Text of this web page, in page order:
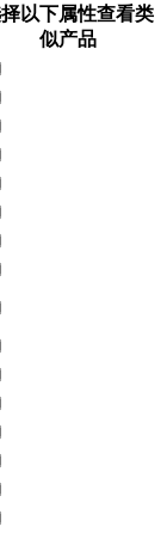
以下属性查看类
似产品